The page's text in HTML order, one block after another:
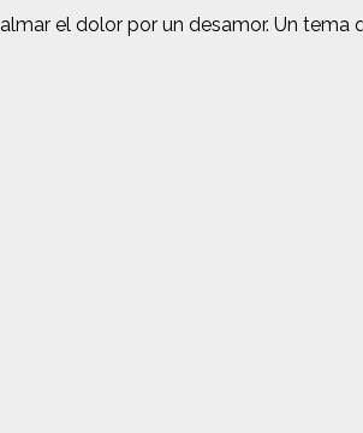
el dolor por un desamor. Un